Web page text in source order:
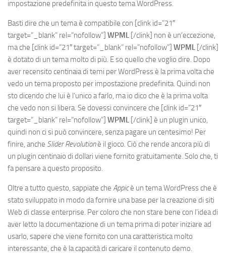
impostazione predefinita in questo tema WordPress.
Basti dire che un tema è compatibile con [clink id=”21″
target=”_blank” rel=”nofollow”] WPML [/clink] non è un’eccezione,
ma che [clink id=”21″ target=”_blank” rel=”nofollow”] WPML [/clink]
è dotato di un tema molto di più. E so quello che voglio dire. Dopo
aver recensito centinaia di temi per WordPress è la prima volta che
vedo un tema proposto per impostazione predefinita. Quindi non
sto dicendo che lui è l’unico a farlo, ma io dico che è la prima volta
che vedo non si libera. Se dovessi convincere che [clink id=”21″
target=”_blank” rel=”nofollow”] WPML [/clink] è un plugin unico,
quindi non ci si può convincere, senza pagare un centesimo! Per
finire, anche Slider Revolutionè il gioco. Ciò che rende ancora più di
un plugin centinaio di dollari viene fornito gratuitamente. Solo che, ti
fa pensare a questo proposito.
Oltre a tutto questo, sappiate che Appicè un tema WordPress che è
stato sviluppato in modo da fornire una base per la creazione di siti
Web di classe enterprise. Per coloro che non stare bene con l’idea di
aver letto la documentazione di un tema prima di poter iniziare ad
usarlo, sapere che viene fornito con una caratteristica molto
interessante, che è la capacità di caricare il contenuto demo.